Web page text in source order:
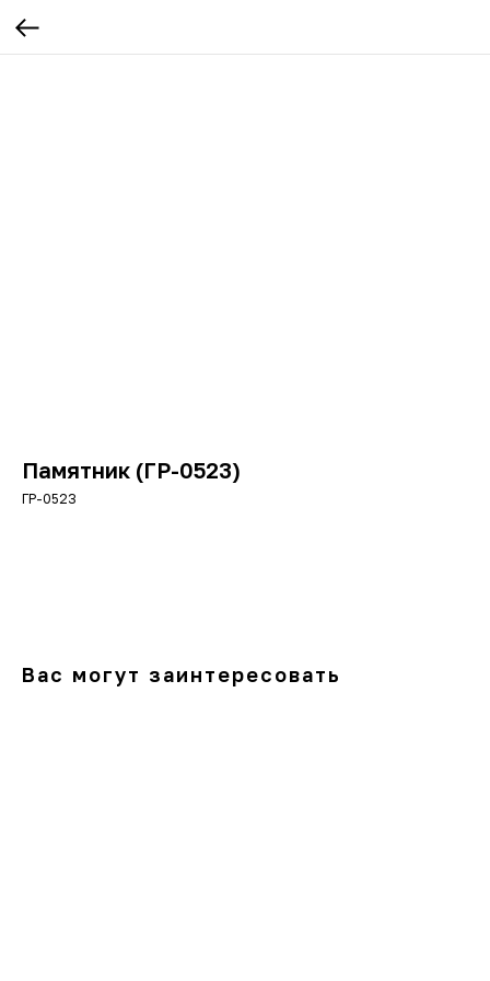
Памятник (ГР-0523)
ГР-0523
Вас могут заинтересовать